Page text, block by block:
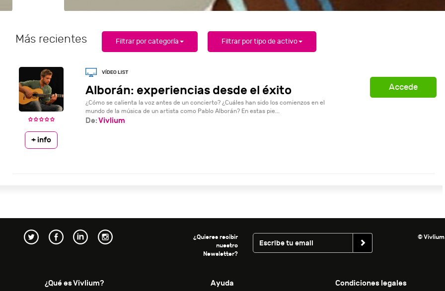
Más recientes Filtrar por categoría Filtrar por tipo de activo
Alborán: experiencias desde el éxito
¿Cómo se calienta la voz antes de un concierto? ¿Cuáles han sido los comienzos en el
mundo de la música de un artista como Pablo Alborán? En estas pie...
Accede
+ info
De:Vivlium
¿Quieres recibir
nuestro
Newsletter?
© Vivlium
¿Qué es Vivlium? Ayuda Condiciones legales